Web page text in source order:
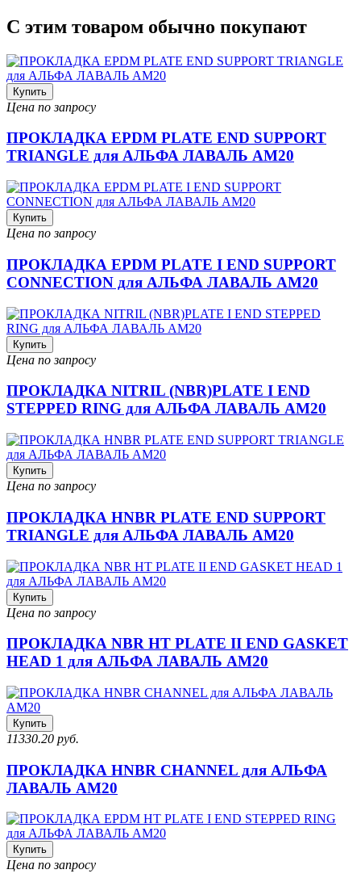
С этим товаром обычно покупают
Купить
Цена по запросу
ПРОКЛАДКА EPDM PLATE END SUPPORT
TRIANGLE для АЛЬФА ЛАВАЛЬ AM20
Купить
Цена по запросу
ПРОКЛАДКА EPDM PLATE I END SUPPORT
CONNECTION для АЛЬФА ЛАВАЛЬ AM20
Купить
Цена по запросу
ПРОКЛАДКА NITRIL (NBR)PLATE I END
STEPPED RING для АЛЬФА ЛАВАЛЬ AM20
Купить
Цена по запросу
ПРОКЛАДКА HNBR PLATE END SUPPORT
TRIANGLE для АЛЬФА ЛАВАЛЬ AM20
Купить
Цена по запросу
ПРОКЛАДКА NBR HT PLATE II END GASKET
HEAD 1 для АЛЬФА ЛАВАЛЬ AM20
Купить
11330.20 руб.
ПРОКЛАДКА HNBR CHANNEL для АЛЬФА
ЛАВАЛЬ AM20
Купить
Цена по запросу